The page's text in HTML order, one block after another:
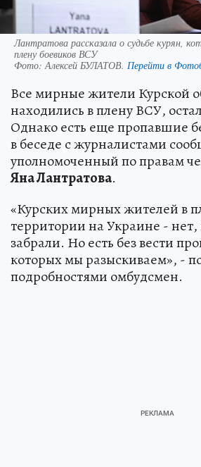
Лантратова рассказала о судьбе курян,
плену боевиков ВСУ
Фото:Алексей БУЛАТОВ. Перейти в
Все мирные жители Курской
находились в плену ВСУ,
Однако есть еще пропавшие
в беседе с журналистами
уполномоченный по правам
Яна Лантратова.
«Курских мирных жителей в
территории на Украине - нет,
забрали. Но есть без вести
которых мы разыскиваем», -
подробностями омбудсмен.